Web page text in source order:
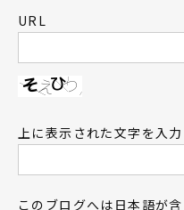
URL
上に表示された文字を入力
このブログへは日本語が